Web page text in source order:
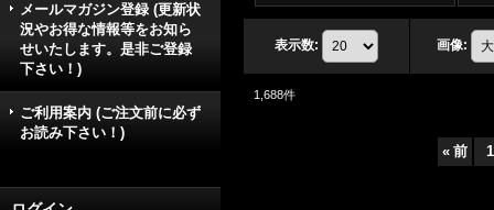
メールマガジン登録 (更新状
況やお得な情報等をお知ら
せいたします。是非ご登録
下さい！)
ご利用案内 (ご注文前に必ず
お読み下さい！)
表示数: 画像:
1,688件
« 前 1